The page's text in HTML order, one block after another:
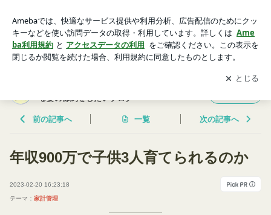
子との生活に疲労してる妻の節約をしたいブログ
アプリをダウンロードして ブログの更新通知
を受け取りまし
ょう。
開く
る妻の節約をしたいブログ
前の記事へ 一覧 次の記事へ
年収900万で子供3人育てられるのか
2023-02-20 16:23:18
テーマ： 家計管理